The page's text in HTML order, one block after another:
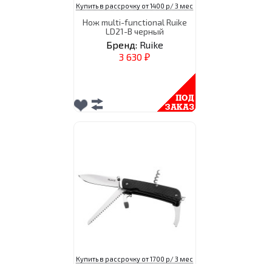
Купить в рассрочку от 1400 р/ 3 мес
Нож multi-functional Ruike
LD21-B черный
Бренд: Ruike
3 630 ₽
Купить в рассрочку от 1700 р/ 3 мес